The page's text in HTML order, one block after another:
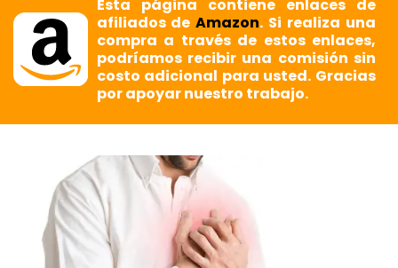
Esta página contiene enlaces de
afiliados deAmazon. Si realiza una
compra a través de estos enlaces,
podríamos recibir una comisión sin
costo adicional para usted. Gracias
por apoyar nuestro trabajo.